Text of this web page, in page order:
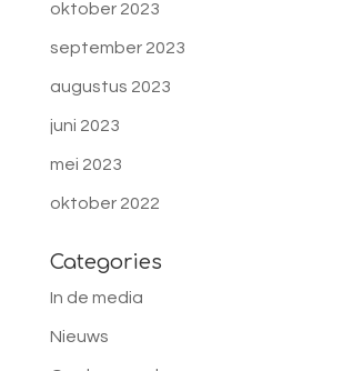
oktober 2023
september 2023
augustus 2023
juni 2023
mei 2023
oktober 2022
Categories
In de media
Nieuws